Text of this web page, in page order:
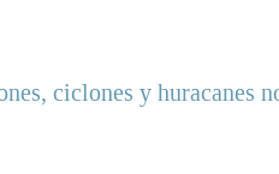
ciclones y huracanes